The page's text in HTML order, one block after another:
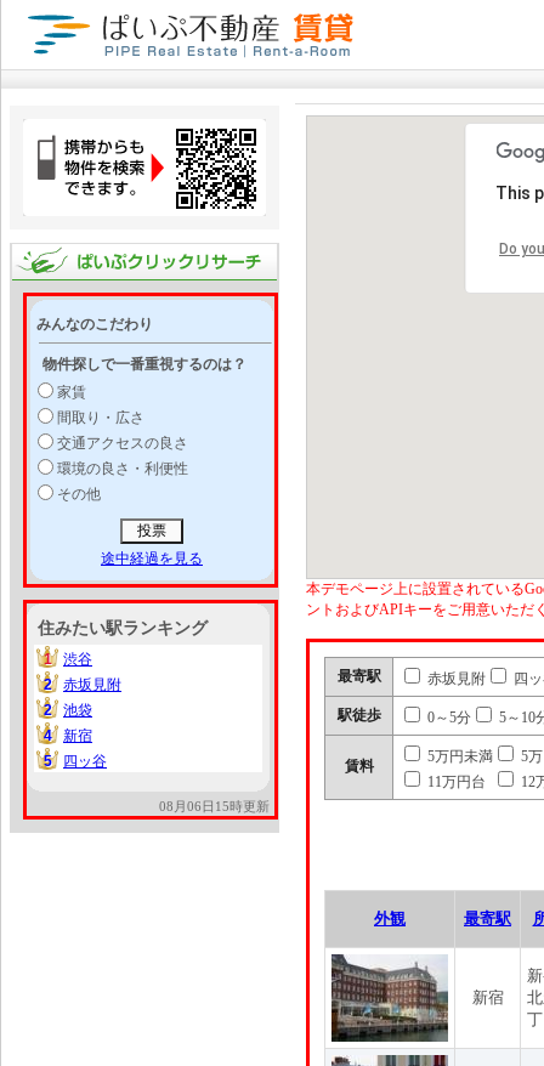
みんなのこだわり
物件探しで一番重視するのは？
家賃
間取り・広さ
交通アクセスの良さ
環境の良さ・利便性
その他
途中経過を見る
住みたい駅ランキング
1
1
渋谷
2
2
赤坂見附
2
2
池袋
4
4
新宿
5
5 四ッ谷
08月06日15時更新
This
Do
本デモページ上に設置されている
ントおよびAPIキーをご用意いただ
最寄駅 赤坂見附 四
駅徒歩 0～5分 5～10
賃料
5万円未満
5
11万円台
12
外観 最寄駅
新宿